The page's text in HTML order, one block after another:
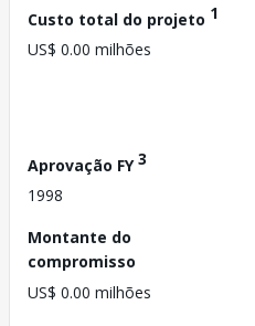
Custo total do projeto 1
US$ 0.00 milhões
Aprovação FY3
1998
Montante do
compromisso
US$ 0.00 milhões